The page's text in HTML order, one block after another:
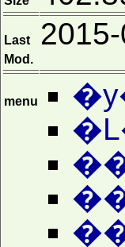
Last
Mod.
menu